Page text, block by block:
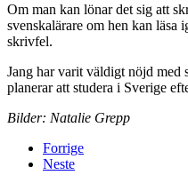
Om man kan lönar det sig att
svenskalärare om hen kan läsa
skrivfel.
Jang har varit väldigt nöjd med
planerar att studera i Sverige
Bilder: Natalie Grepp
Forrige
Neste